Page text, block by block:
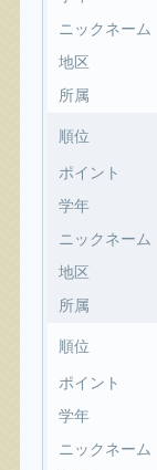
ニックネーム
地区
所属
順位
ポイント
学年
ニックネーム
地区
所属
順位
ポイント
学年
ニックネーム